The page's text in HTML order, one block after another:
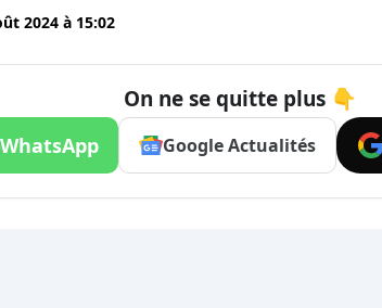
2024 à 15:02
On ne se quitte plus 👇
WhatsApp Google Actualités